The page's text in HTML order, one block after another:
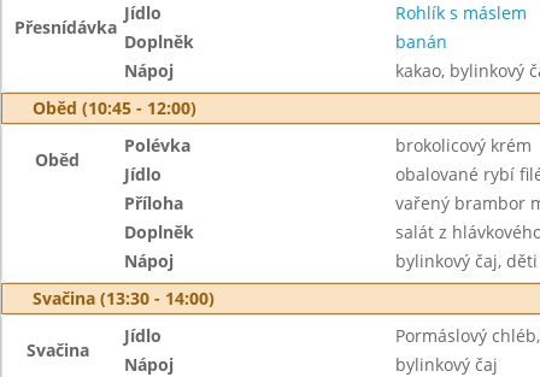
Přesnídávka
Jídlo
Rohlík s máslem
Doplněk
banán
Nápoj
kakao, bylinkový
Oběd (10:45 - 12:00)
Oběd
Polévka
brokolicový krém
Jídlo
obalované rybí
Příloha
vařený brambor
Doplněk
salát z
Nápoj
bylinkový čaj,
Svačina (13:30 - 14:00)
Svačina
Jídlo
Pormáslový
Nápoj
bylinkový čaj